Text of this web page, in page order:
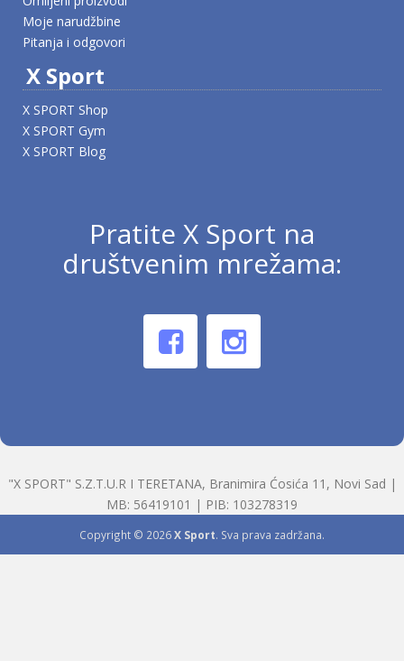
Moje narudžbine
Pitanja i odgovori
X Sport
X SPORT Shop
X SPORT Gym
X SPORT Blog
Pratite X Sport na
društvenim mrežama:
"X SPORT" S.Z.T.U.R I TERETANA, Branimira Ćosića 11, Novi Sad |
MB: 56419101 | PIB: 103278319
Copyright © 2026X Sport. Sva prava zadržana.